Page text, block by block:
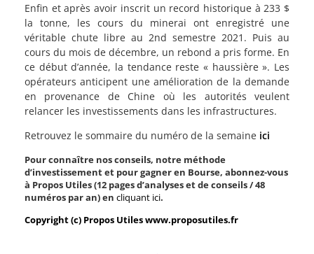
Enfin et après avoir inscrit un record historique à 233 $
la tonne, les cours du minerai ont enregistré une
véritable chute libre au 2nd semestre 2021. Puis au
cours du mois de décembre, un rebond a pris forme. En
ce début d’année, la tendance reste « haussière ». Les
opérateurs anticipent une amélioration de la demande
en provenance de Chine où les autorités veulent
relancer les investissements dans les infrastructures.
Retrouvez le sommaire du numéro de la semaine ici
Pour connaître nos conseils, notre méthode
d’investissement et pour gagner en Bourse, abonnez-vous
à Propos Utiles (12 pages d’analyses et de conseils / 48
numéros par an) en cliquant ici.
Copyright (c) Propos Utiles www.proposutiles.fr